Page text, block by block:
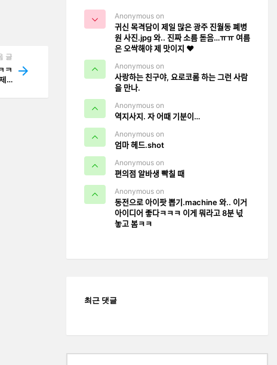
글
ㅋ
Anonymous on
귀신 목격담이 제일 많은 광주 진월동 폐병
원 사진.jpg 와.. 진짜 소름 돋음…ㅠㅠ 여름
은 오싹해야 제 맛이지 ❤️
Anonymous on
사랑하는 친구야, 요로코롬 하는 그런 사람
을 만나.
Anonymous on
역지사지. 자 어때 기분이…
Anonymous on
엄마 헤드.shot
Anonymous on
편의점 알바생 빡칠 때
Anonymous on
동전으로 아이팟 뽑기.machine 와.. 이거
아이디어 좋다ㅋㅋㅋ 이게 뭐라고 8분 넋
놓고 봄ㅋㅋ
최근 댓글